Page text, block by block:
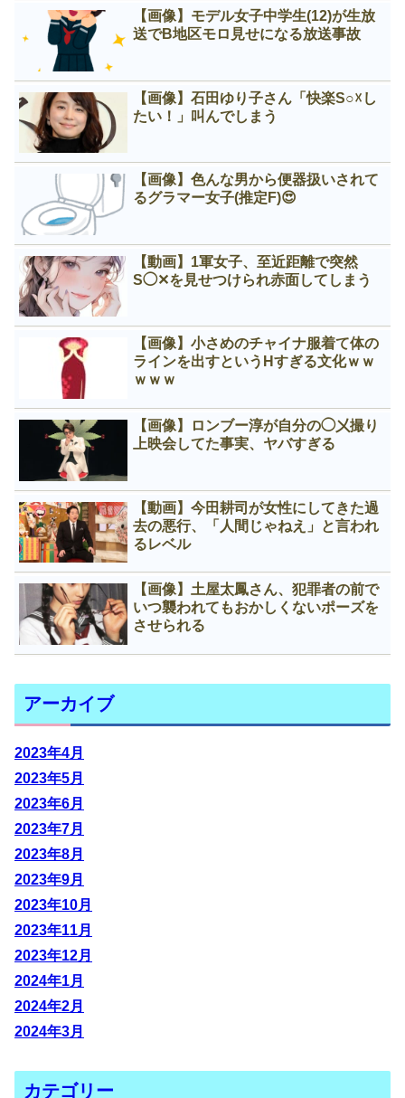
【画像】モデル女子中学生(12)が生放
送でB地区モロ見せになる放送事故
【画像】石田ゆり子さん「快楽S○☓し
たい！」叫んでしまう
【画像】色んな男から便器扱いされて
るグラマー女子(推定F)😍
【動画】1軍女子、至近距離で突然
S◯✕を見せつけられ赤面してしまう
【画像】小さめのチャイナ服着て体の
ラインを出すというНすぎる文化ｗｗ
ｗｗｗ
【画像】ロンブー淳が自分の◯㐅撮り
上映会してた事実、ヤバすぎる
【動画】今田耕司が女性にしてきた過
去の悪行、「人間じゃねえ」と言われ
るレベル
【画像】土屋太鳳さん、犯罪者の前で
いつ襲われてもおかしくないポーズを
させられる
アーカイブ
2023年4月
2023年5月
2023年6月
2023年7月
2023年8月
2023年9月
2023年10月
2023年11月
2023年12月
2024年1月
2024年2月
2024年3月
カテゴリー